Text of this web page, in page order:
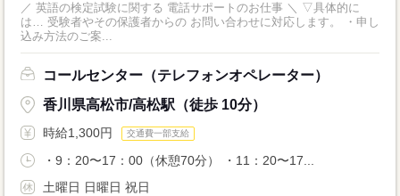
／ 英語の検定試験に関する 電話サポートのお仕事 ＼ ▽具体的に
は… 受験者やその保護者からの お問い合わせに対応します。 ・申し
込み方法のご案...
コールセンター（テレフォンオペレーター）
香川県高松市/高松駅（徒歩 10分）
時給1,300円 交通費一部支給
・9：20〜17：00（休憩70分） ・11：20〜17...
土曜日 日曜日 祝日